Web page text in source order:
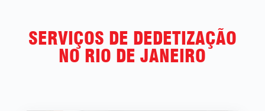
SERVIÇOS DE DEDETIZAÇÃO
NO RIO DE JANEIRO